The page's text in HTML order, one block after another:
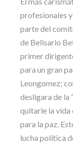
profesionales
parte del
de Belisario
primer
para un gran
Leongomez;
desligara de la
quitarle la vida
para la paz.
lucha política